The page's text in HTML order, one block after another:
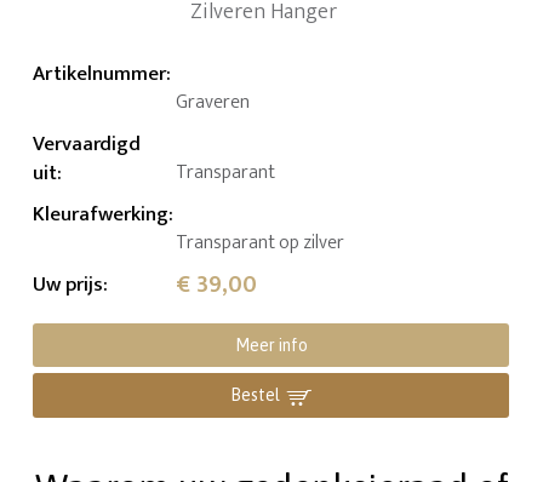
Artikelnummer:
Graveren
Vervaardigd
uit: Transparant
Kleurafwerking:
Transparant op zilver
Uw prijs: € 39,00
Meer info
Bestel